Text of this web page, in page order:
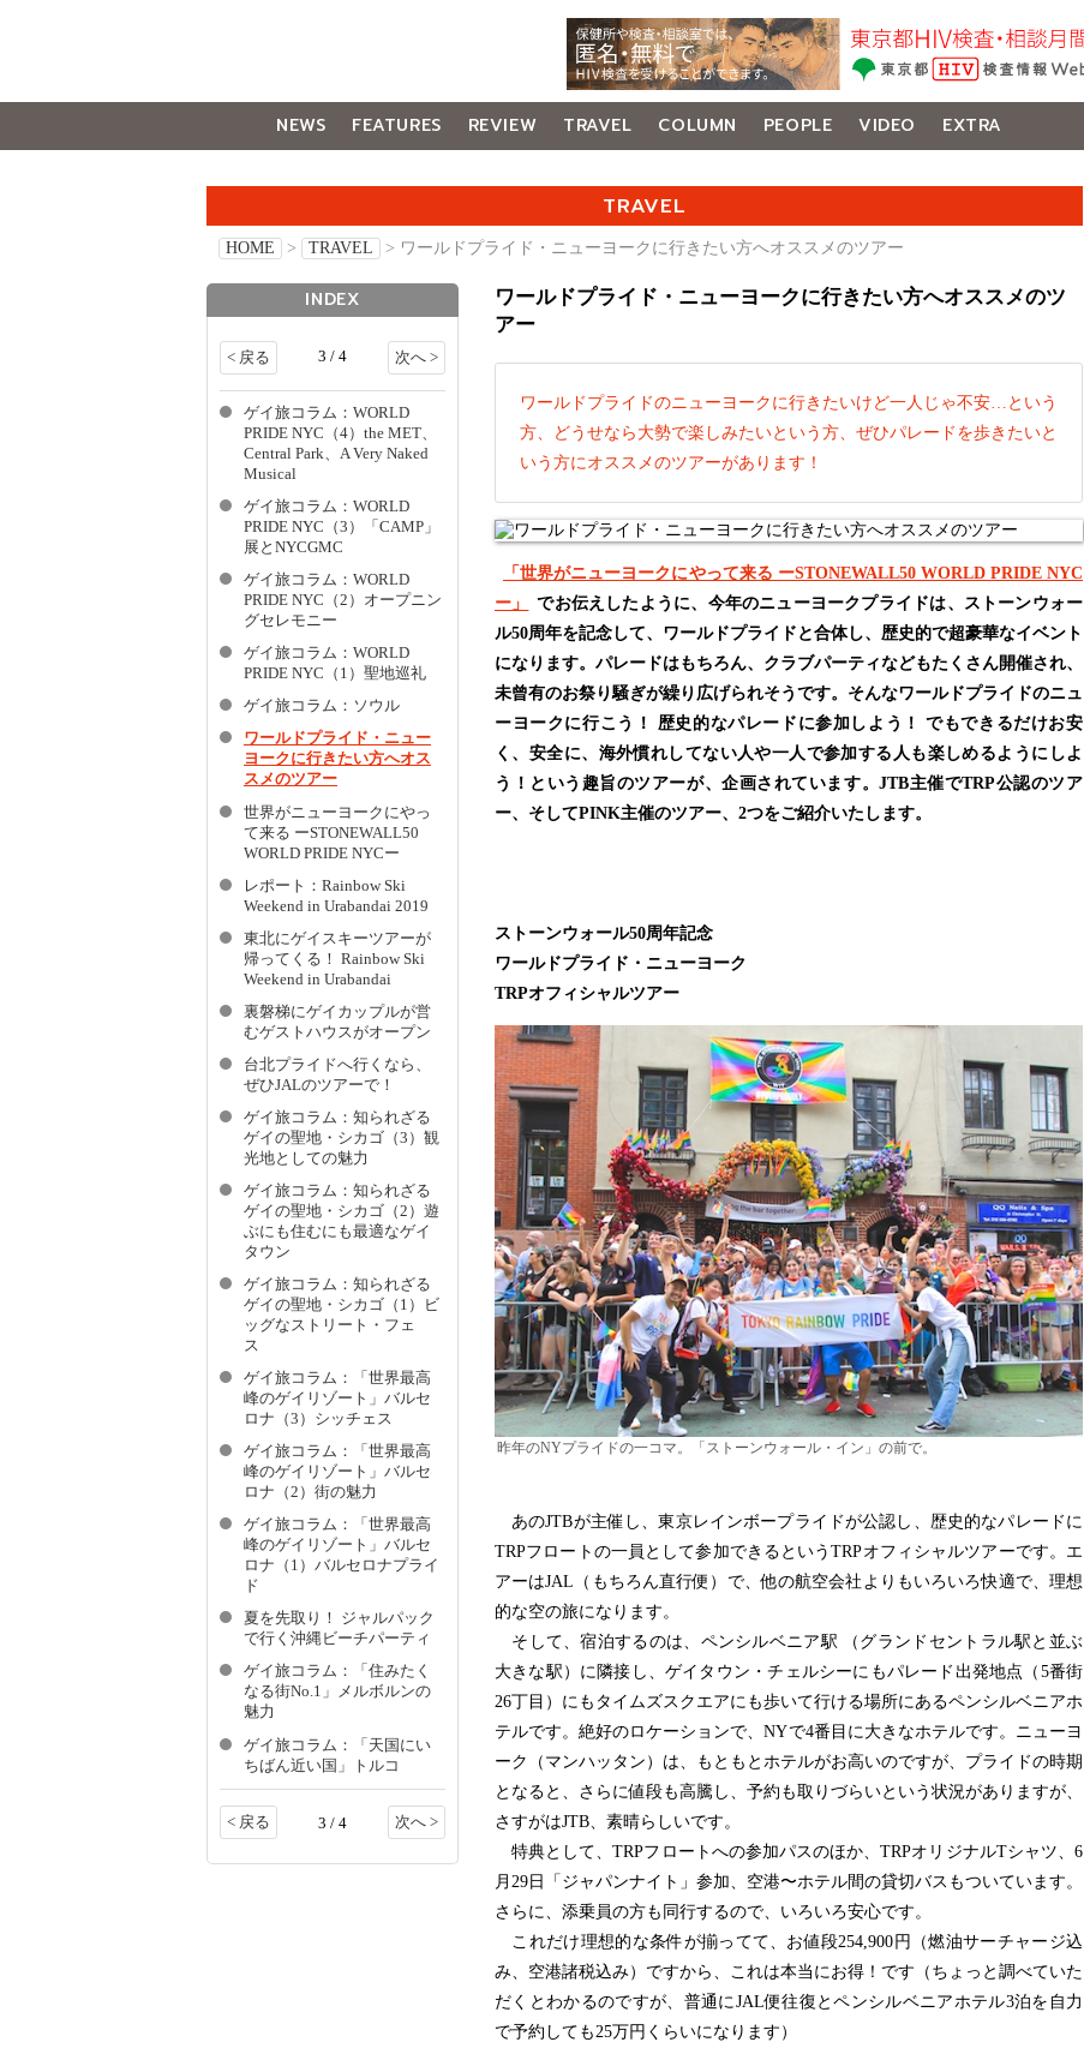
NEWS FEATURES REVIEW TRAVEL COLUMN PEOPLE VIDEO
EXTRA
TRAVEL
HOME > TRAVEL > ワールドプライド・ニューヨークに行きたい方へオススメのツアー
ワールドプライド・ニューヨークに行きたい方へオススメのツ
アー
ワールドプライドのニューヨークに行きたいけど一人じゃ不安…という
方、どうせなら大勢で楽しみたいという方、ぜひパレードを歩きたいと
いう方にオススメのツアーがあります！
「世界がニューヨークにやって来る ーSTONEWALL50 WORLD PRIDE NYC
ー」
でお伝えしたように、今年のニューヨークプライドは、ストーンウォー
ル50周年を記念して、ワールドプライドと合体し、歴史的で超豪華なイベント
になります。パレードはもちろん、クラブパーティなどもたくさん開催され、
未曾有のお祭り騒ぎが繰り広げられそうです。そんなワールドプライドのニュ
ーヨークに行こう！ 歴史的なパレードに参加しよう！ でもできるだけお安
く、安全に、海外慣れしてない人や一人で参加する人も楽しめるようにしよ
う！という趣旨のツアーが、企画されています。JTB主催でTRP公認のツア
ー、そしてPINK主催のツアー、2つをご紹介いたします。
ストーンウォール50周年記念
ワールドプライド・ニューヨーク
TRPオフィシャルツアー
昨年のNYプライドの一コマ。「ストーンウォール・イン」の前で。
あのJTBが主催し、東京レインボープライドが公認し、歴史的なパレードに
TRPフロートの一員として参加できるというTRPオフィシャルツアーです。エ
アーはJAL（もちろん直行便）で、他の航空会社よりもいろいろ快適で、理想
的な空の旅になります。
そして、宿泊するのは、ペンシルベニア駅 （グランドセントラル駅と並ぶ
大きな駅）に隣接し、ゲイタウン・チェルシーにもパレード出発地点（5番街
26丁目）にもタイムズスクエアにも歩いて行ける場所にあるペンシルベニアホ
テルです。絶好のロケーションで、NYで4番目に大きなホテルです。ニューヨ
ーク（マンハッタン）は、もともとホテルがお高いのですが、プライドの時期
となると、さらに値段も高騰し、予約も取りづらいという状況がありますが、
さすがはJTB、素晴らしいです。
特典として、TRPフロートへの参加パスのほか、TRPオリジナルTシャツ、6
月29日「ジャパンナイト」参加、空港〜ホテル間の貸切バスもついています。
さらに、添乗員の方も同行するので、いろいろ安心です。
これだけ理想的な条件が揃ってて、お値段254,900円（燃油サーチャージ込
み、空港諸税込み）ですから、これは本当にお得！です（ちょっと調べていた
だくとわかるのですが、普通にJAL便往復とペンシルベニアホテル3泊を自力
で予約しても25万円くらいになります）
INDEX
< 戻る 3 / 4 次へ >
ゲイ旅コラム：WORLD
PRIDE NYC（4）the MET、
Central Park、A Very Naked
Musical
ゲイ旅コラム：WORLD
PRIDE NYC（3）「CAMP」
展とNYCGMC
ゲイ旅コラム：WORLD
PRIDE NYC（2）オープニン
グセレモニー
ゲイ旅コラム：WORLD
PRIDE NYC（1）聖地巡礼
ゲイ旅コラム：ソウル
ワールドプライド・ニュー
ヨークに行きたい方へオス
スメのツアー
世界がニューヨークにやっ
て来る ーSTONEWALL50
WORLD PRIDE NYCー
レポート：Rainbow Ski
Weekend in Urabandai 2019
東北にゲイスキーツアーが
帰ってくる！ Rainbow Ski
Weekend in Urabandai
裏磐梯にゲイカップルが営
むゲストハウスがオープン
台北プライドへ行くなら、
ぜひJALのツアーで！
ゲイ旅コラム：知られざる
ゲイの聖地・シカゴ（3）観
光地としての魅力
ゲイ旅コラム：知られざる
ゲイの聖地・シカゴ（2）遊
ぶにも住むにも最適なゲイ
タウン
ゲイ旅コラム：知られざる
ゲイの聖地・シカゴ（1）ビ
ッグなストリート・フェ
ス
ゲイ旅コラム：「世界最高
峰のゲイリゾート」バルセ
ロナ（3）シッチェス
ゲイ旅コラム：「世界最高
峰のゲイリゾート」バルセ
ロナ（2）街の魅力
ゲイ旅コラム：「世界最高
峰のゲイリゾート」バルセ
ロナ（1）バルセロナプライ
ド
夏を先取り！ ジャルパック
で行く沖縄ビーチパーティ
ゲイ旅コラム：「住みたく
なる街No.1」メルボルンの
魅力
ゲイ旅コラム：「天国にい
ちばん近い国」トルコ
< 戻る 3 / 4 次へ >